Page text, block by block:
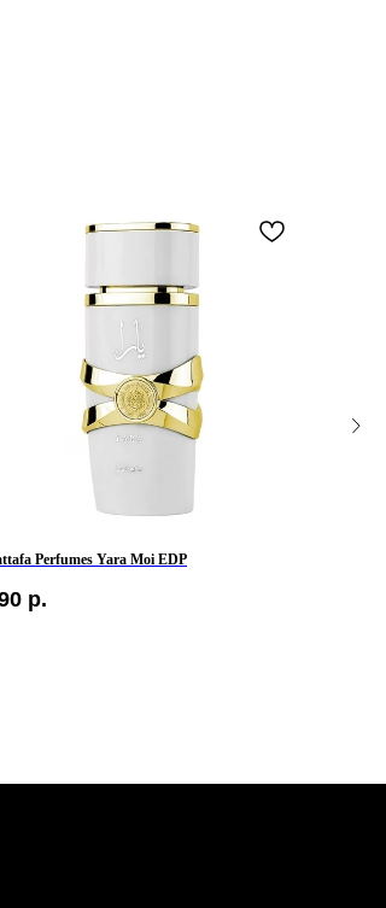
Perfumes Yara Moi EDP
р.